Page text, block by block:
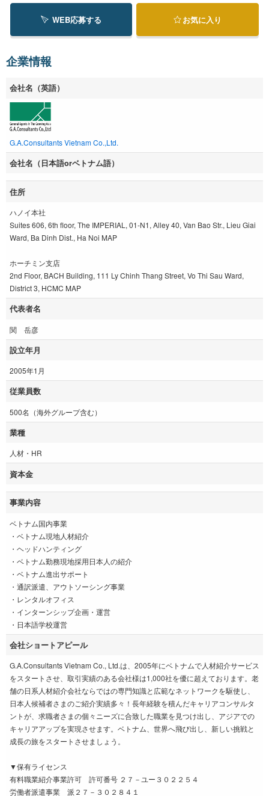
WEB応募する お気に入り
企業情報
会社名（英語）
G.A.Consultants Vietnam Co.,Ltd.
会社名（日本語orベトナム語）
住所
ハノイ本社
Suites 606, 6th floor, The IMPERIAL, 01-N1, Alley 40, Van Bao Str., Lieu Giai
Ward, Ba Dinh Dist., Ha Noi MAP
ホーチミン支店
2nd Floor, BACH Building, 111 Ly Chinh Thang Street, Vo Thi Sau Ward,
District 3, HCMC MAP
代表者名
関 岳彦
設立年月
2005年1月
従業員数
500名（海外グループ含む）
業種
人材・HR
資本金
事業内容
ベトナム国内事業
・ベトナム現地人材紹介
・ヘッドハンティング
・ベトナム勤務現地採用日本人の紹介
・ベトナム進出サポート
・通訳派遣、アウトソーシング事業
・レンタルオフィス
・インターンシップ企画・運営
・日本語学校運営
会社ショートアピール
G.A.Consultants Vietnam Co., Ltd.は、2005年にベトナムで人材紹介サービス
をスタートさせ、取引実績のある会社様は1,000社を優に超えております。老
舗の日系人材紹介会社ならではの専門知識と広範なネットワークを駆使し、
日本人候補者さまのご紹介実績多々！長年経験を積んだキャリアコンサルタ
ントが、求職者さまの個々ニーズに合致した職業を見つけ出し、アジアでの
キャリアアップを実現させます。ベトナム、世界へ飛び出し、新しい挑戦と
成長の旅をスタートさせましょう。
▼保有ライセンス
有料職業紹介事業許可 許可番号 ２７－ユー３０２２５４
労働者派遣事業 派２７－３０２８４１